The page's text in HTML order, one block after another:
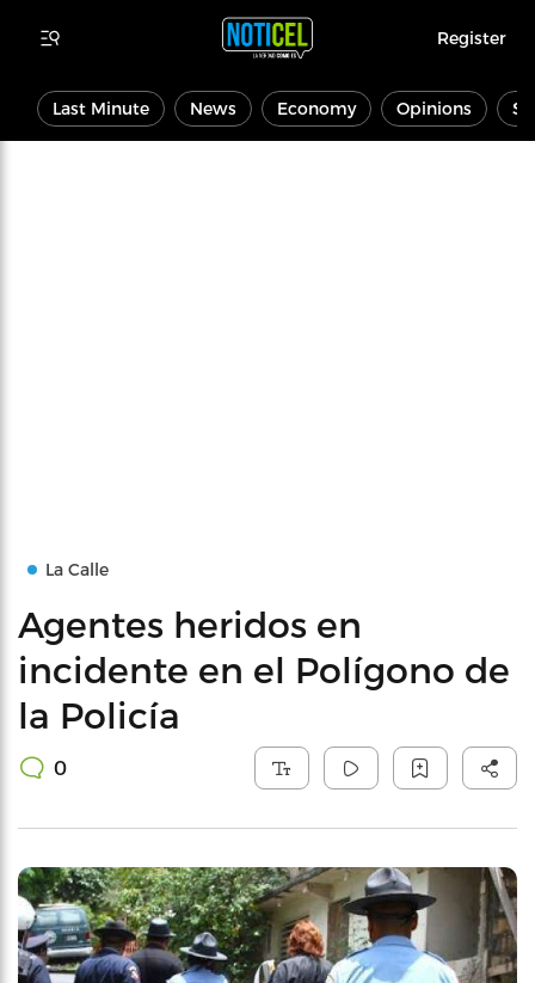
Register
Last Minute News Economy Opinions
La Calle
Agentes heridos en
incidente en el Polígono de
la Policía
0